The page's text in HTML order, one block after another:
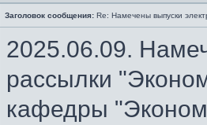
Заголовок сообщения: Re: Намечены выпуски
2025.06.09.
рассылки
кафедры